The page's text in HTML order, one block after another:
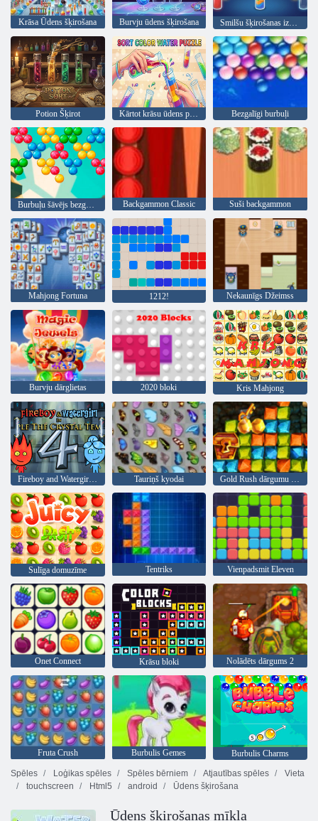
Krāsa Ūdens šķirošana Burvju ūdens šķirošana Smilšu šķirošanas izaicinājums
Potion Šķirot Kārtot krāsu ūdens puzzle Bezgalīgi burbuļi
Burbuļu šāvējs bezgalīgs Backgammon Classic Suši backgammon
Mahjong Fortuna 1212! Nekaunīgs Džeimss
Burvju dārglietas 2020 bloki Kris Mahjong
Tauriņš kyodai
Sulīga domuzīme Tentriks Vienpadsmit Eleven
Onet Connect Krāsu bloki Nolādēts dārgums 2
Fruta Crush Burbulis Gemes
Burbulis Charms
Spēles
Loģikas spēles Spēles bērniem Atjautības spēles
Vieta
touchscreen
Html5 android Ūdens šķirošana
Ūdens šķirošanas mīkla